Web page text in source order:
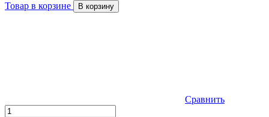
Товар в корзине
В корзину
Сравнить